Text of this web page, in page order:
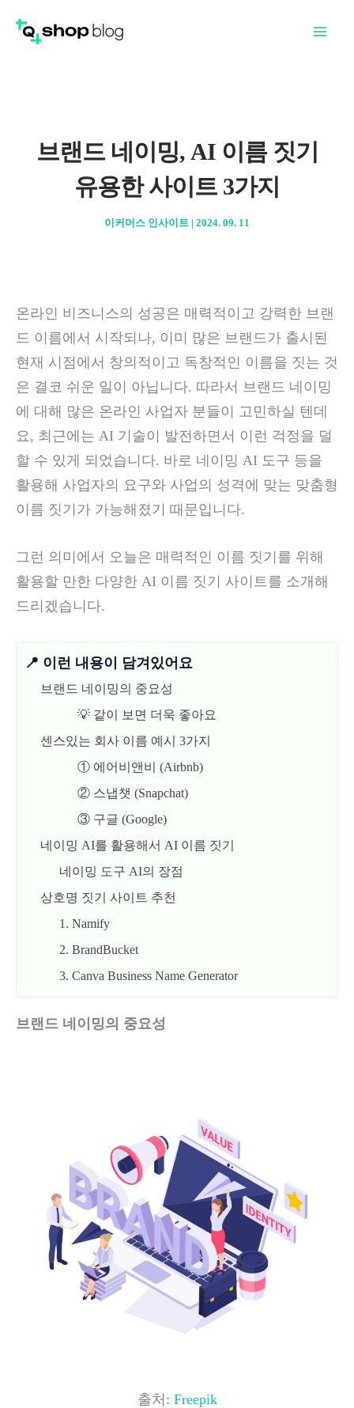
브랜드 네이밍, AI 이름 짓기
유용한 사이트 3가지
이커머스 인사이트 | 2024. 09. 11
온라인 비즈니스의 성공은 매력적이고 강력한 브랜
드 이름에서 시작되나, 이미 많은 브랜드가 출시된
현재 시점에서 창의적이고 독창적인 이름을 짓는 것
은 결코 쉬운 일이 아닙니다. 따라서 브랜드 네이밍
에 대해 많은 온라인 사업자 분들이 고민하실 텐데
요, 최근에는 AI 기술이 발전하면서 이런 걱정을 덜
할 수 있게 되었습니다. 바로 네이밍 AI 도구 등을
활용해 사업자의 요구와 사업의 성격에 맞는 맞춤형
이름 짓기가 가능해졌기 때문입니다.
그런 의미에서 오늘은 매력적인 이름 짓기를 위해
활용할 만한 다양한 AI 이름 짓기 사이트를 소개해
드리겠습니다.
📍 이런 내용이 담겨있어요
브랜드 네이밍의 중요성
💡 같이 보면 더욱 좋아요
센스있는 회사 이름 예시 3가지
① 에어비앤비 (Airbnb)
② 스냅챗 (Snapchat)
③ 구글 (Google)
네이밍 AI를 활용해서 AI 이름 짓기
네이밍 도구 AI의 장점
상호명 짓기 사이트 추천
1. Namify
2. BrandBucket
3. Canva Business Name Generator
브랜드 네이밍의 중요성
출처: Freepik